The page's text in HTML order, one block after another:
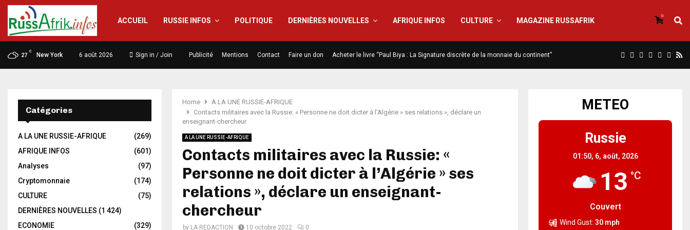
ACCUEIL RUSSIE INFOS POLITIQUE DERNIÈRES NOUVELLES AFRIQUE INFOS CULTURE MAGAZINE RUSSAFRIK
0
27
C
New York 6 août 2026 Sign in / Join Publicité Mentions Contact Faire un don Acheter le livre “Paul Biya : La Signature discrète de la monnaie du continent”
Home
A LA UNE RUSSIE-AFRIQUE
Contacts militaires avec la Russie: « Personne ne doit dicter à l’Algérie » ses relations », déclare un
enseignant-chercheur
A LA UNE RUSSIE-AFRIQUE
Contacts militaires avec la Russie: «
Personne ne doit dicter à l’Algérie » ses
relations », déclare un enseignant-
chercheur
by LA REDACTION 10 octobre 2022 0
Catégories
A LA UNE RUSSIE-AFRIQUE
(269)
AFRIQUE INFOS
(601)
Analyses
(97)
Cryptomonnaie
(174)
CULTURE
(75)
DERNIÈRES NOUVELLES (1 424)
ECONOMIE
(329)
METEO
Russie
01:50, 6, août, 2026
13 °C
Couvert
Wind Gust: 30 mph